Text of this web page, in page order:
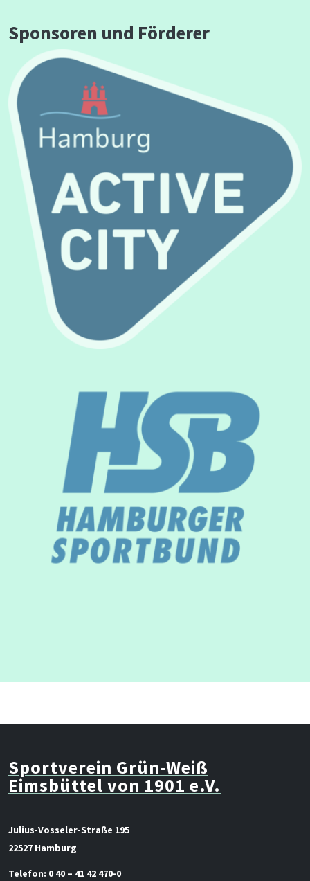
Sponsoren und Förderer
Sportverein Grün-Weiß
Eimsbüttel von 1901 e.V.
Julius-Vosseler-Straße 195
22527 Hamburg
Telefon: 0 40 – 41 42 470-0